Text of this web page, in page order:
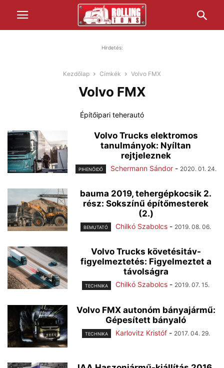
Hirdetés:
Kezdőlap Címkék Volvo FMX
Volvo FMX
Építőipari teherautó
Volvo Trucks elektromos
tanulmányok: Nyíltan
rejtjeleznek
PIHENŐIDŐ Schermann Sándor - 2020. 01. 24.
bauma 2019, tehergépkocsik 2.
rész: Sokszínű építőmesterek
(2.)
BEMUTATÓ Chilkó Szabolcs - 2019. 08. 06.
Volvo Trucks követésitáv-
figyelmeztetés: Figyelmeztet a
távolságra
TECHNIKA Chilkó Szabolcs - 2019. 07. 15.
Volvo FMX autonóm bányajármű:
Gépesített bányaló
TECHNIKA Karlovitz Kristóf - 2017. 04. 29.